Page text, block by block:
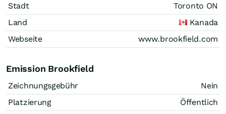
Stadt
Toronto ON
Land
Kanada
Webseite
www.brookfield.com
Emission Brookfield
Zeichnungsgebühr
Nein
Platzierung
Öffentlich